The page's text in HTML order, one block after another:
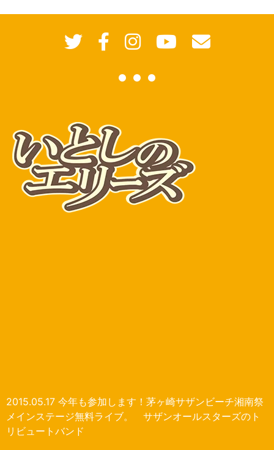
2015.05.17 今年も参加します！茅ヶ崎サザンビーチ湘南祭
メインステージ無料ライブ。 サザンオールスターズのト
リビュートバンド